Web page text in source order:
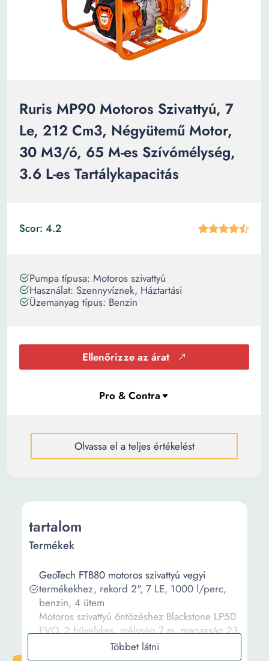
Ruris MP90 Motoros Szivattyú, 7
Le, 212 Cm3, Négyütemű Motor,
30 M3/ó, 65 M-es Szívómélység,
3.6 L-es Tartálykapacitás
Scor: 4.2
Pumpa típusa: Motoros szivattyú
Használat: Szennyvíznek, Háztartási
Üzemanyag típus: Benzin
Ellenőrizze az árat
Olvassa el a teljes értékelést
tartalom
Termékek
GeoTech FTB80 motoros szivattyú vegyi
termékekhez, rekord 2", 7 LE, 1000 l/perc,
benzin, 4 ütem
Motoros szivattyú öntözéshez Blackstone LP50
EVO, 2 hüvelykes, mélység 7 m, magasság 23
m, 6,5 LE, 500 l/perc, benzin, 4 ütemű,
Önfelszívó